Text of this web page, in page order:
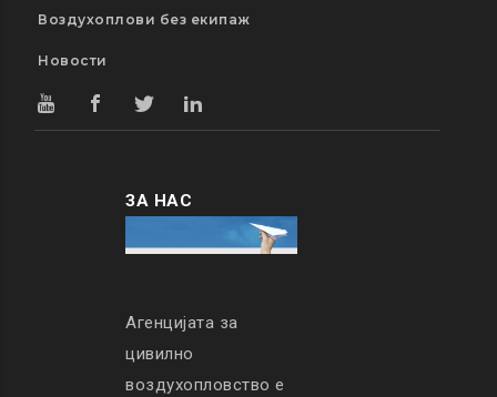
Воздухоплови без екипаж
Новости
ЗА НАС
Агенцијата за
цивилно
воздухопловство е